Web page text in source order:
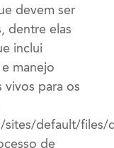
devem ser
dentre elas
inclui
manejo
vivos para os
default/
de